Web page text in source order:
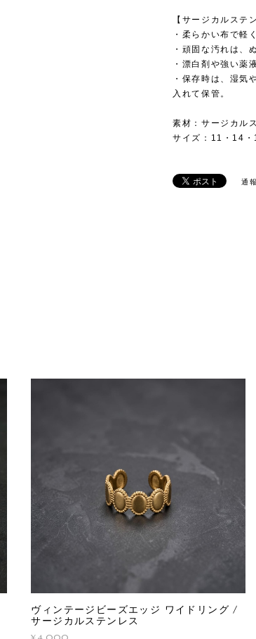
【サージカルステ
・柔らかい布で軽
・頑固な汚れは、
・漂白剤や強い薬
・保存時は、湿気
入れて保管。
素材：サージカル
サイズ：11・14・
通
ヴィンテージビーズエッジ ワイドリング /
サージカルステンレス